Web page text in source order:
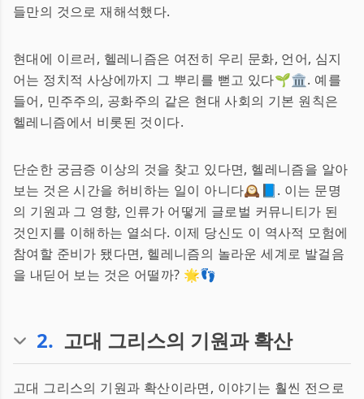
들만의 것으로 재해석했다.
현대에 이르러, 헬레니즘은 여전히 우리 문화, 언어, 심지
어는 정치적 사상에까지 그 뿌리를 뻗고 있다🌱🏛️. 예를
들어, 민주주의, 공화주의 같은 현대 사회의 기본 원칙은
헬레니즘에서 비롯된 것이다.
단순한 궁금증 이상의 것을 찾고 있다면, 헬레니즘을 알아
보는 것은 시간을 허비하는 일이 아니다🕰️📘. 이는 문명
의 기원과 그 영향, 인류가 어떻게 글로벌 커뮤니티가 된
것인지를 이해하는 열쇠다. 이제 당신도 이 역사적 모험에
참여할 준비가 됐다면, 헬레니즘의 놀라운 세계로 발걸음
을 내딛어 보는 것은 어떨까? 🌟👣
2. 고대 그리스의 기원과 확산
고대 그리스의 기원과 확산이라면, 이야기는 훨씬 전으로